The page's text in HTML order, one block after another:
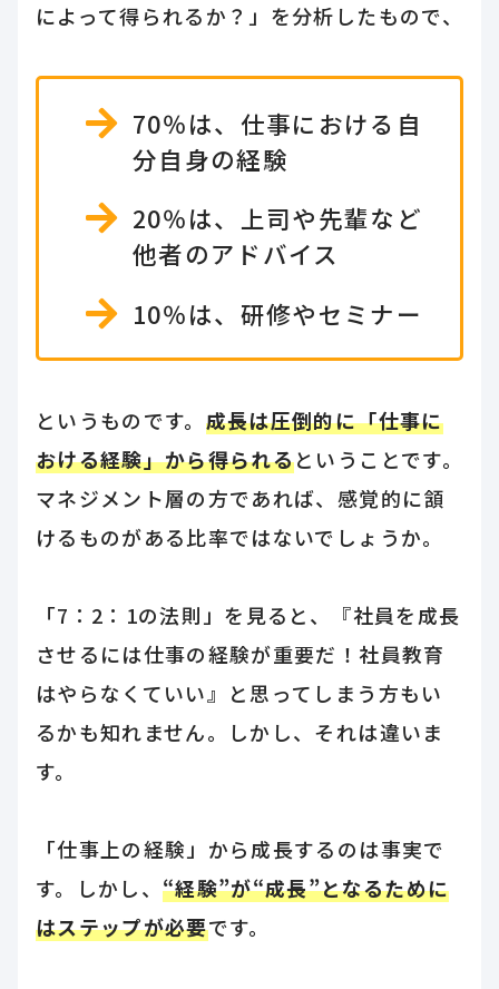
によって得られるか？」を分析したもので、
70％は、仕事における自
分自身の経験
20％は、上司や先輩など
他者のアドバイス
10％は、研修やセミナー
というものです。 成長は圧倒的に「仕事に
おける経験」から得られるということです。
マネジメント層の方であれば、感覚的に頷
けるものがある比率ではないでしょうか。
「7：2：1の法則」を見ると、『社員を成長
させるには仕事の経験が重要だ！社員教育
はやらなくていい』と思ってしまう方もい
るかも知れません。しかし、それは違いま
す。
「仕事上の経験」から成長するのは事実で
す。しかし、“経験”が“成長”となるために
はステップが必要です。